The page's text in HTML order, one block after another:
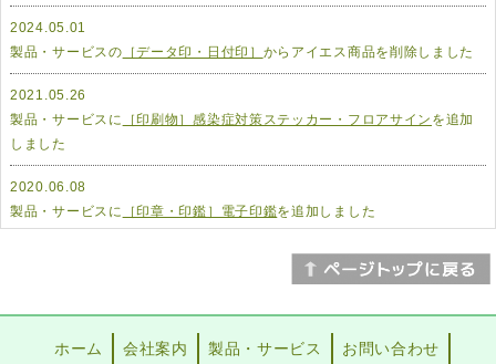
2024.05.01
製品・サービスの ［データ印・日付印］ からアイエス商品を削除しました
2021.05.26
製品・サービスに
［印刷物］感染症対策ステッカー・フロアサイン を追加
しました
2020.06.08
製品・サービスに
［印章・印鑑］電子印鑑を追加しました
ホーム 会社案内 製品・サービス お問い合わせ